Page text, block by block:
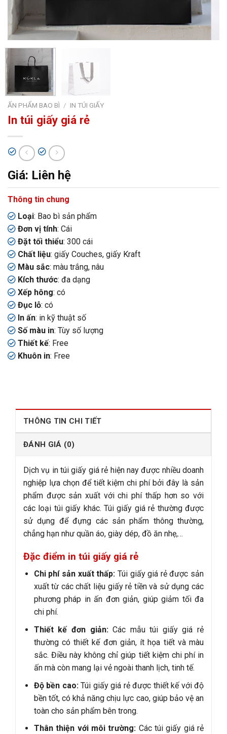
ẤN PHẨM BAO BÌ / IN TÚI GIẤY
In túi giấy giá rẻ
Giá: Liên hệ
Thông tin chung
Loại: Bao bì sản phẩm
Đơn vị tính: Cái
Đặt tối thiểu: 300 cái
Chất liệu: giấy Couches, giấy Kraft
Màu sắc: màu trắng, nâu
Kích thước: đa dạng
Xếp hông: có
Đục lỗ: có
In ấn: in kỹ thuật số
Số màu in: Tùy số lượng
Thiết kế: Free
Khuôn in: Free
THÔNG TIN CHI TIẾT
ĐÁNH GIÁ (0)
Dịch vụ in túi giấy giá rẻ hiện nay được nhiều doanh
nghiệp lựa chọn để tiết kiệm chi phí bởi đây là sản
phẩm được sản xuất với chi phí thấp hơn so với
các loại túi giấy khác. Túi giấy giá rẻ thường được
sử dụng để đựng các sản phẩm thông thường,
chẳng hạn như quần áo, giày dép, đồ ăn nhẹ,…
Đặc điểm in túi giấy giá rẻ
Chi phí sản xuất thấp: Túi giấy giá rẻ được sản
xuất từ các chất liệu giấy rẻ tiền và sử dụng các
phương pháp in ấn đơn giản, giúp giảm tối đa
chi phí.
Thiết kế đơn giản:Các mẫu túi giấy giá rẻ
thường có thiết kế đơn giản, ít họa tiết và màu
sắc. Điều này không chỉ giúp tiết kiệm chi phí in
ấn mà còn mang lại vẻ ngoài thanh lịch, tinh tế.
Độ bền cao:Túi giấy giá rẻ được thiết kế với độ
bền tốt, có khả năng chịu lực cao, giúp bảo vệ an
toàn cho sản phẩm bên trong.
Thân thiện với môi trường: Các túi giấy giá rẻ